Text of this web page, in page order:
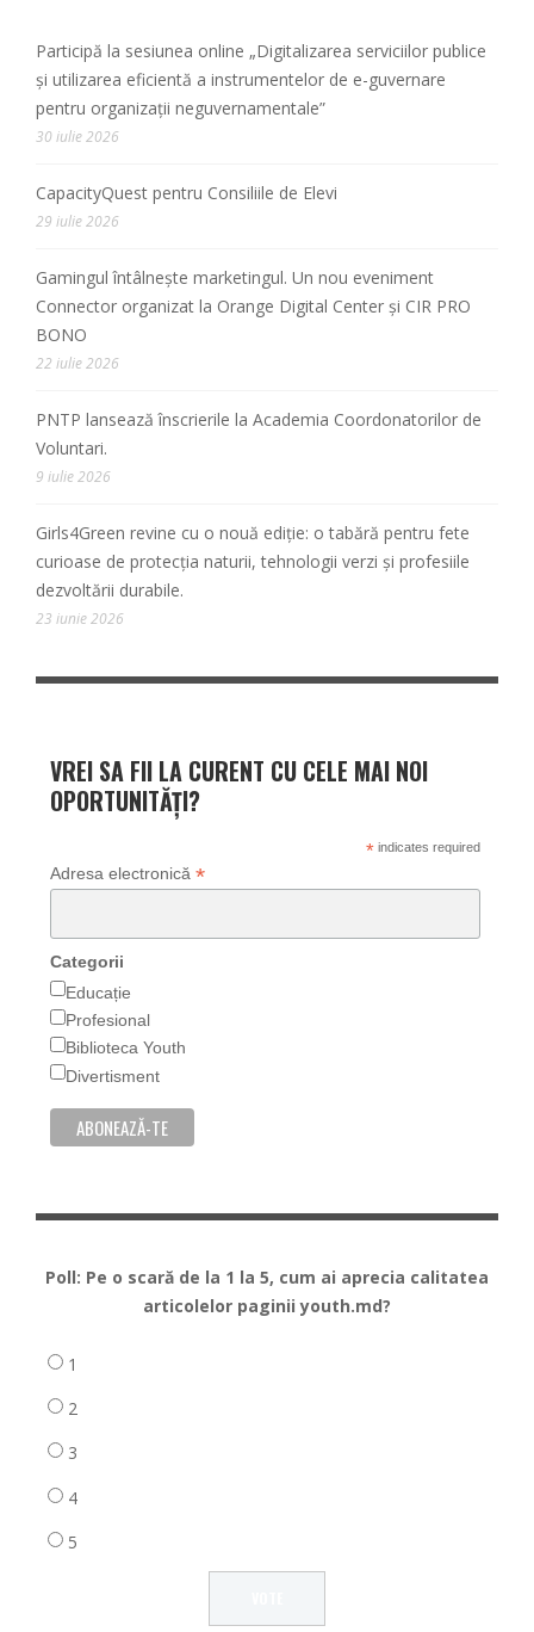
Participă la sesiunea online „Digitalizarea serviciilor publice
și utilizarea eficientă a instrumentelor de e-guvernare
pentru organizații neguvernamentale”
30 iulie 2026
CapacityQuest pentru Consiliile de Elevi
29 iulie 2026
Gamingul întâlnește marketingul. Un nou eveniment
Connector organizat la Orange Digital Center și CIR PRO
BONO
22 iulie 2026
PNTP lansează înscrierile la Academia Coordonatorilor de
Voluntari.
9 iulie 2026
Girls4Green revine cu o nouă ediție: o tabără pentru fete
curioase de protecția naturii, tehnologii verzi și profesiile
dezvoltării durabile.
23 iunie 2026
VREI SA FII LA CURENT CU CELE MAI NOI
OPORTUNITĂȚI?
*indicates required
Adresa electronică *
Categorii
Educație
Profesional
Biblioteca Youth
Divertisment
Poll: Pe o scară de la 1 la 5, cum ai aprecia calitatea
articolelor paginii youth.md?
1
2
3
4
5